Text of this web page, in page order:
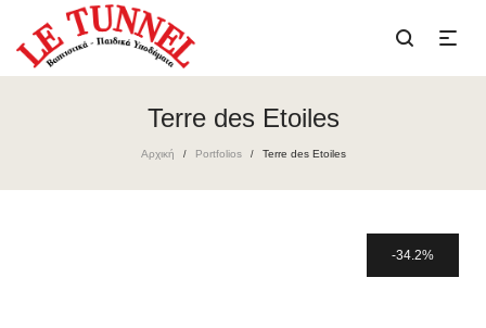
Terre des Etoiles
Αρχική / Portfolios / Terre des Etoiles
34.2%